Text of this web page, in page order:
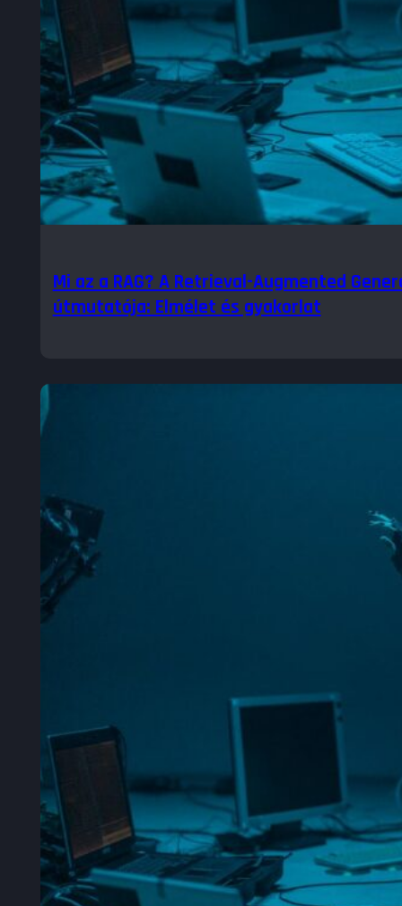
Mi az a RAG? A Retrieval-Augmented
útmutatója: Elmélet és gyakorlat